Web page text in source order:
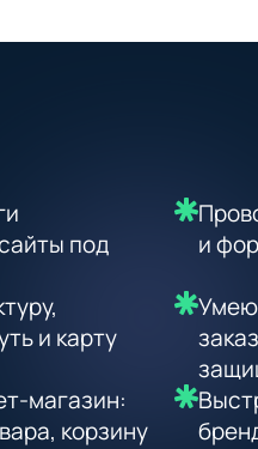
под
и
и карту
Умею
магазин:
корзину